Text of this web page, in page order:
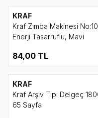
KRAF
Kraf Zımba Makinesi No:10
Enerji Tasarruflu, Mavi
84,00 TL
KRAF
Kraf Arşiv Tipi Delgeç 180G
65 Sayfa